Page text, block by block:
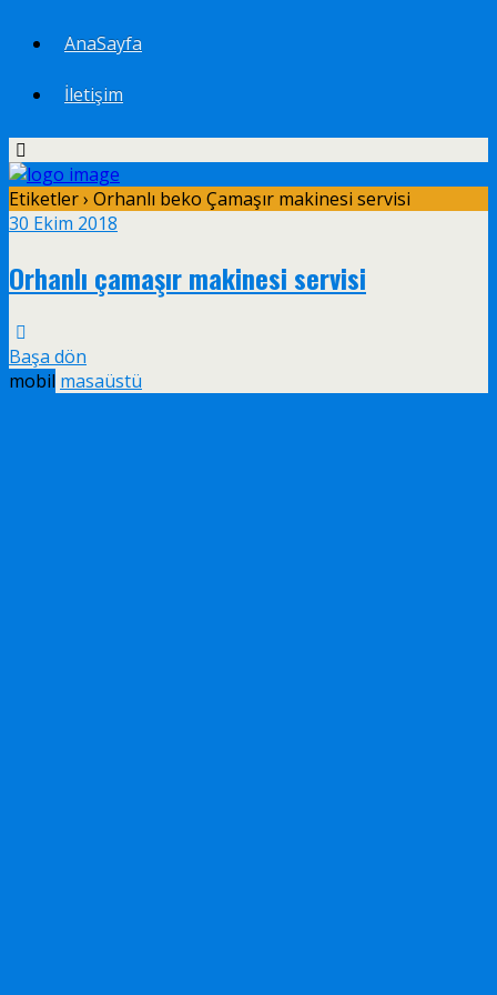
AnaSayfa
İletişim
Etiketler › Orhanlı beko Çamaşır makinesi servisi
30 Ekim 2018
Orhanlı çamaşır makinesi servisi
Başa dön
mobil masaüstü